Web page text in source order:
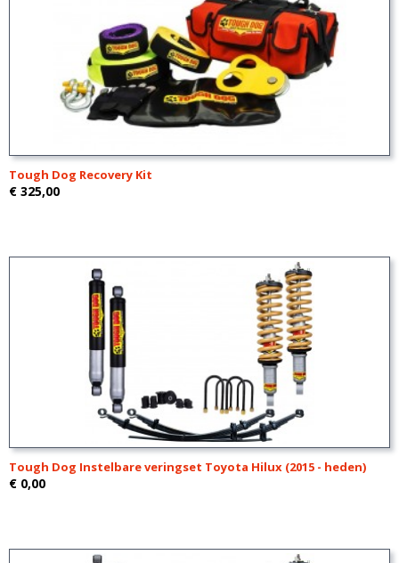
Tough Dog Recovery Kit
€ 325,00
Tough Dog Instelbare veringset Toyota Hilux (2015 - heden)
€ 0,00